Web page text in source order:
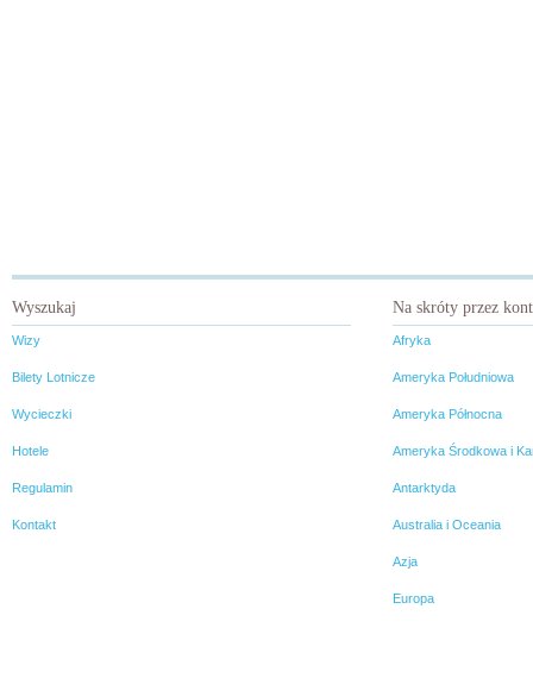
Wyszukaj
Wizy
Bilety Lotnicze
Wycieczki
Hotele
Regulamin
Kontakt
Na skróty przez
Afryka
Ameryka Południowa
Ameryka Północna
Ameryka Środkowa i
Antarktyda
Australia i Oceania
Azja
Europa